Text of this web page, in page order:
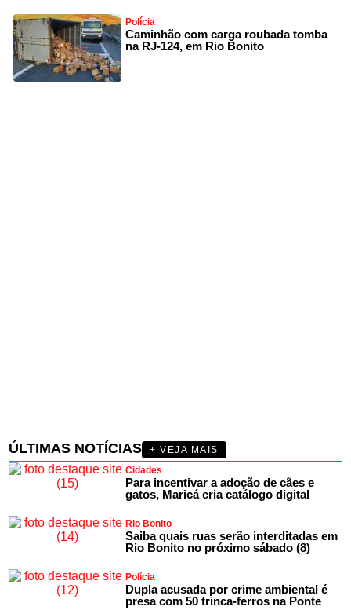
Polícia
Caminhão com carga roubada tomba
na RJ-124, em Rio Bonito
ÚLTIMAS NOTÍCIAS
+ VEJA MAIS
Cidades
Para incentivar a adoção de cães e
gatos, Maricá cria catálogo digital
Rio Bonito
Saiba quais ruas serão interditadas em
Rio Bonito no próximo sábado (8)
Polícia
Dupla acusada por crime ambiental é
presa com 50 trinca-ferros na Ponte